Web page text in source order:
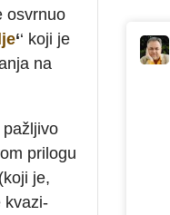
osvrnuo
‘‘ koji je
na
prilogu
je,
kvazi-